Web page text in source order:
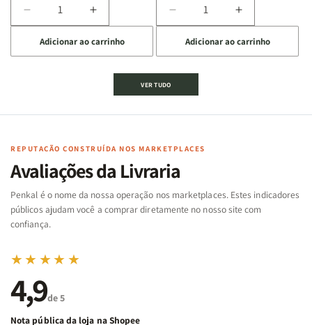
Diminuir
a
quantidade
de
Cartas
Famílias
Bíblia
-
Penkal
Aumentar
a
quantidade
de
Jogo
Cartas
Famílias
da
Bíblia
-
Penkal
Adicionar ao carrinho
Diminuir
a
quantidade
de
Jogo
|
de
Aumentar
a
quantidade
de
|
Adicionar ao carrinho
VER TUDO
REPUTAÇÃO CONSTRUÍDA NOS MARKETPLACES
Avaliações da Livraria
Penkal é o nome da nossa operação nos marketplaces. Estes indicadores
públicos ajudam você a comprar diretamente no nosso site com
confiança.
★★★★★
4,9de 5
Nota pública da loja na Shopee